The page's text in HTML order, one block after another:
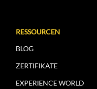
RESSOURCEN
BLOG
ZERTIFIKATE
EXPERIENCE WORLD